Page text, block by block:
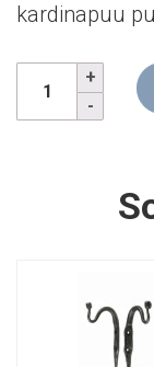
kardinapuu